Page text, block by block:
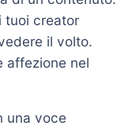
tuoi creator
il volto.
affezione nel
una voce